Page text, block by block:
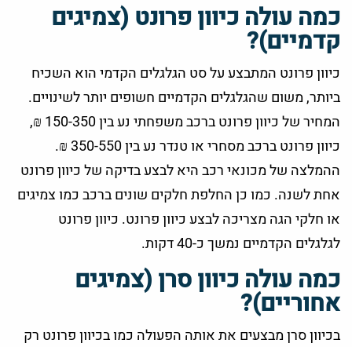
כמה עולה כיוון פרונט (צמיגים
קדמיים)?
כיוון פרונט המתבצע על סט הגלגלים הקדמי הוא השכיח
ביותר, משום שהגלגלים הקדמיים חשופים יותר לשינויים.
המחיר של כיוון פרונט ברכב משפחתי נע בין 150-350 ₪,
כיוון פרונט ברכב מסחרי או טנדר נע בין 350-550 ₪.
ההמלצה של מכונאי רכב היא לבצע בדיקה של כיוון פרונט
אחת לשנה. כמו כן החלפת חלקים שונים ברכב כמו צמיגים
או חלקי הגה מצריכה לבצע כיוון פרונט. כיוון פרונט
לגלגלים הקדמיים נמשך כ-40 דקות.
כמה עולה כיוון סרן (צמיגים
אחוריים)?
בכיוון סרן מבצעים את אותה הפעולה כמו בכיוון פרונט רק